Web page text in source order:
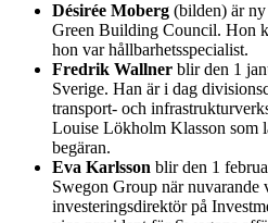
Désirée Moberg (bilden) är
Green Building Council. Hon
hon var hållbarhetsspecialist.
Fredrik Wallner blir den 1
Sverige. Han är i dag
transport- och
Louise Lökholm Klasson som
begäran.
Eva Karlsson blir den 1
Swegon Group när
investeringsdirektör på